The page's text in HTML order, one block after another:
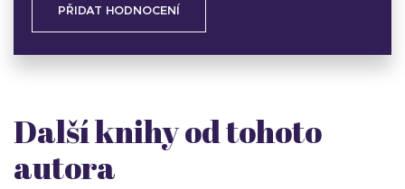
PŘIDAT HODNOCENÍ
Další knihy od tohoto
autora